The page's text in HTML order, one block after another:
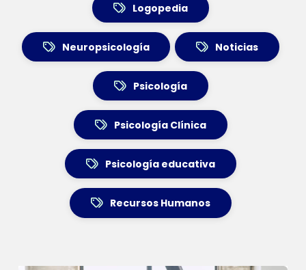
Logopedia
Neuropsicología Noticias
Psicología
Psicología Clínica
Psicología educativa
Recursos Humanos